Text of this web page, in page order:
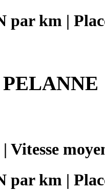
km |
Vitesse
km |